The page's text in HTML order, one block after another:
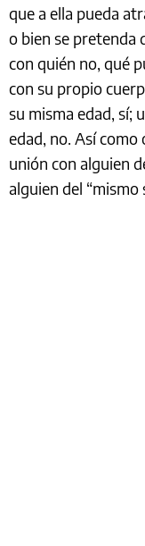
que a ella pueda
o bien se pretenda
con quién no, qué
con su propio
su misma edad, sí;
edad, no. Así
unión con alguien
alguien del “mismo